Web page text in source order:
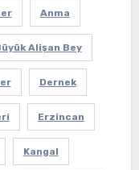
Anma
Alişan Bey
Dernek
Erzincan
Kangal